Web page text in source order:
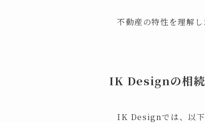
不動産の特性を理解
IK Designの相続
IK Designでは、以下